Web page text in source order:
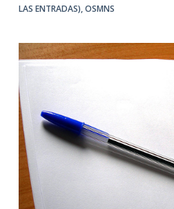
LAS ENTRADAS),OSMNS